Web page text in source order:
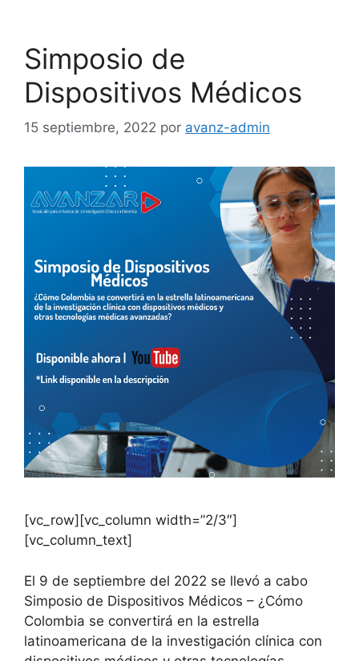
Simposio de
Dispositivos Médicos
15 septiembre, 2022 por avanz-admin
[vc_row][vc_column width=”2/3″]
[vc_column_text]
El 9 de septiembre del 2022 se llevó a cabo
Simposio de Dispositivos Médicos – ¿Cómo
Colombia se convertirá en la estrella
latinoamericana de la investigación clínica con